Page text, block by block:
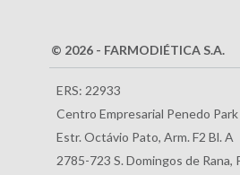
© 2026 - FARMODIÉTICA S.A.
ERS: 22933
Centro Empresarial Penedo Park
Estr. Octávio Pato, Arm. F2 Bl. A
2785-723 S. Domingos de Rana,